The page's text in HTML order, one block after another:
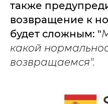
также
возвращение к
будет сложным: "
какой
возвращаемся".